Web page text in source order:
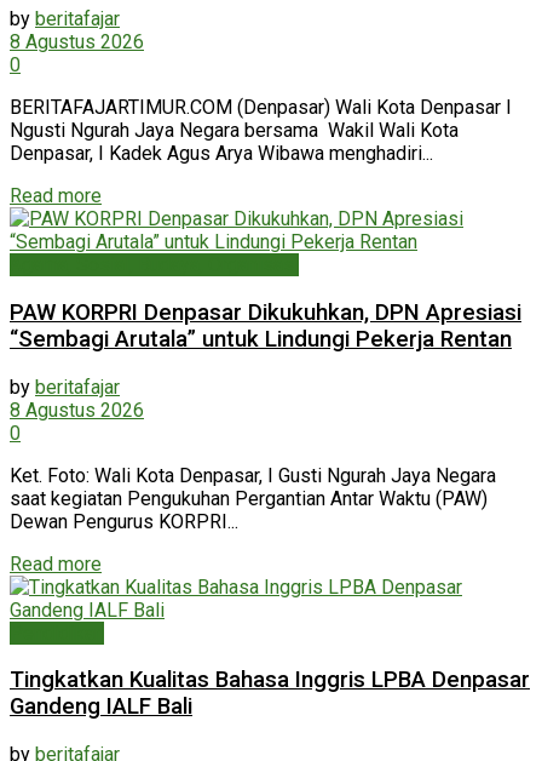
by beritafajar
8 Agustus 2026
0
BERITAFAJARTIMUR.COM (Denpasar) Wali Kota Denpasar I
Ngusti Ngurah Jaya Negara bersama Wakil Wali Kota
Denpasar, I Kadek Agus Arya Wibawa menghadiri...
Read more
PAW KORPRI Denpasar Dikukuhkan, DPN Apresiasi
“Sembagi Arutala” untuk Lindungi Pekerja Rentan
by beritafajar
8 Agustus 2026
0
Ket. Foto: Wali Kota Denpasar, I Gusti Ngurah Jaya Negara
saat kegiatan Pengukuhan Pergantian Antar Waktu (PAW)
Dewan Pengurus KORPRI...
Read more
Tingkatkan Kualitas Bahasa Inggris LPBA Denpasar
Gandeng IALF Bali
by beritafajar